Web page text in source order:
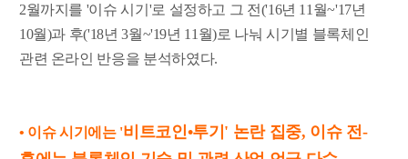
2월까지를 '이슈 시기'로 설정하고 그 전('16년 11월~'17년
10월)과 후('18년 3월~'19년 11월)로 나눠 시기별 블록체인
관련 온라인 반응을 분석하였다.
• 이슈 시기에는 '비트코인•투기' 논란 집중, 이슈 전-